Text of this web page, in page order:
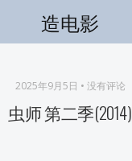
造电影
2025年9月5日 • 没有评论
虫师 第二季(2014)